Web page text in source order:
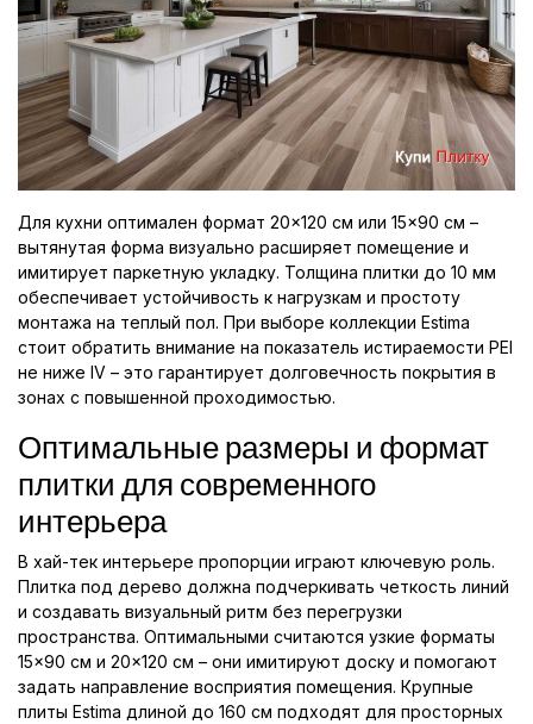
Для кухни оптимален формат 20×120 см или 15×90 см –
вытянутая форма визуально расширяет помещение и
имитирует паркетную укладку. Толщина плитки до 10 мм
обеспечивает устойчивость к нагрузкам и простоту
монтажа на теплый пол. При выборе коллекции Estima
стоит обратить внимание на показатель истираемости PEI
не ниже IV – это гарантирует долговечность покрытия в
зонах с повышенной проходимостью.
Оптимальные размеры и формат
плитки для современного
интерьера
В хай-тек интерьере пропорции играют ключевую роль.
Плитка под дерево должна подчеркивать четкость линий
и создавать визуальный ритм без перегрузки
пространства. Оптимальными считаются узкие форматы
15×90 см и 20×120 см – они имитируют доску и помогают
задать направление восприятия помещения. Крупные
плиты Estima длиной до 160 см подходят для просторных